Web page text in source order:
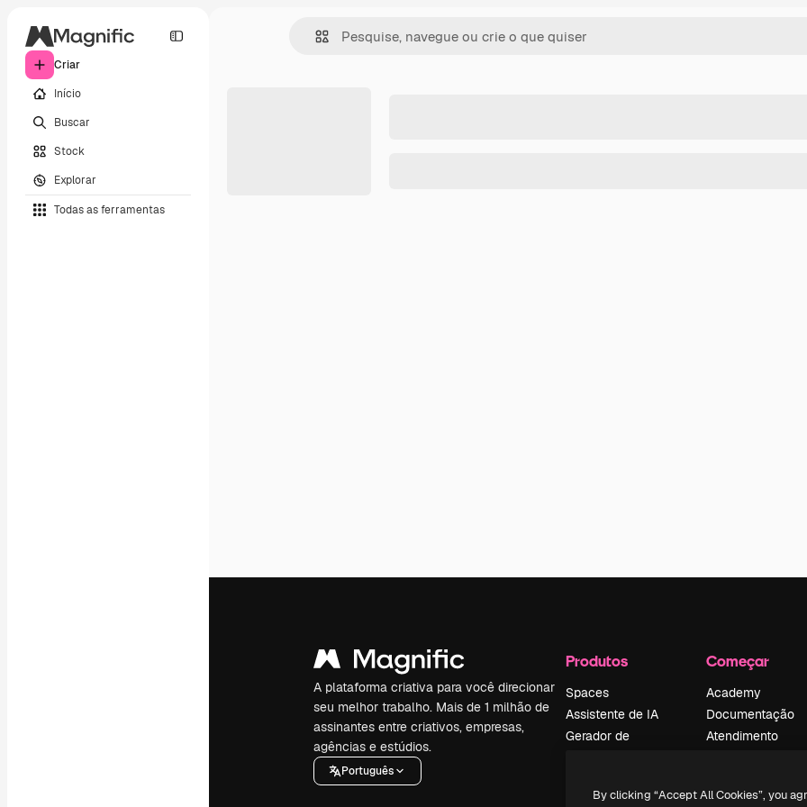
Criar
Início
Buscar
Stock
Explorar
Todas as ferramentas
A plataforma criativa para você direcionar
seu melhor trabalho. Mais de 1 milhão de
assinantes entre criativos, empresas,
agências e estúdios.
Português
Produtos
Spaces
Assistente de IA
Gerador de
Texto para voz
Começar
Academy
Documentação
Atendimento
Política de
By clicking “Accept All Cookies”, you